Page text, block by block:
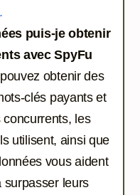
puis-je obtenir
avec SpyFu
obtenir des
clés payants et
les
utilisent, ainsi que
vous aident
surpasser leurs